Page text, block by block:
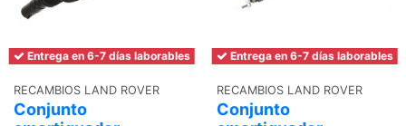
Entrega en 6-7 días laborables
RECAMBIOS LAND ROVER
Conjunto
Entrega en 6-7 días laborables
RECAMBIOS LAND ROVER
Conjunto